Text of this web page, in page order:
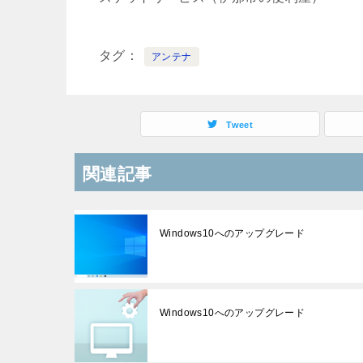
タグ アンテナ
Tweet
関連記事
Windows10へのアップグレード
Windows10へのアップグレード